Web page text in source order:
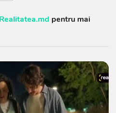
pentru mai